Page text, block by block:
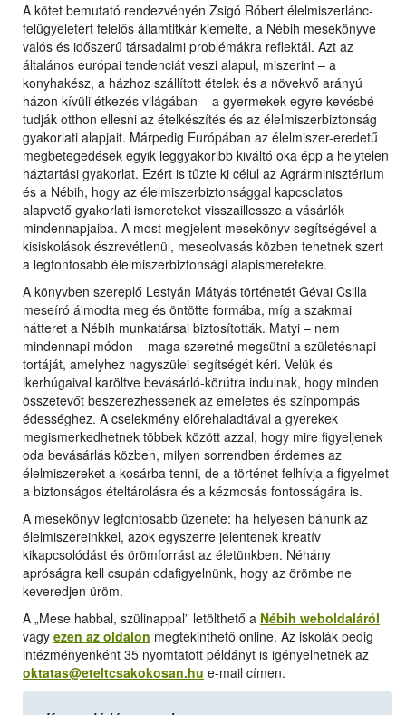
A kötet bemutató rendezvényén Zsigó Róbert élelmiszerlánc-
felügyeletért felelős államtitkár kiemelte, a Nébih mesekönyve
valós és időszerű társadalmi problémákra reflektál. Azt az
általános európai tendenciát veszi alapul, miszerint – a
konyhakész, a házhoz szállított ételek és a növekvő arányú
házon kívüli étkezés világában – a gyermekek egyre kevésbé
tudják otthon ellesni az ételkészítés és az élelmiszerbiztonság
gyakorlati alapjait. Márpedig Európában az élelmiszer-eredetű
megbetegedések egyik leggyakoribb kiváltó oka épp a helytelen
háztartási gyakorlat. Ezért is tűzte ki célul az Agrárminisztérium
és a Nébih, hogy az élelmiszerbiztonsággal kapcsolatos
alapvető gyakorlati ismereteket visszaillessze a vásárlók
mindennapjaiba. A most megjelent mesekönyv segítségével a
kisiskolások észrevétlenül, meseolvasás közben tehetnek szert
a legfontosabb élelmiszerbiztonsági alapismeretekre.
A könyvben szereplő Lestyán Mátyás történetét Gévai Csilla
meseíró álmodta meg és öntötte formába, míg a szakmai
hátteret a Nébih munkatársai biztosították. Matyi – nem
mindennapi módon – maga szeretné megsütni a születésnapi
tortáját, amelyhez nagyszülei segítségét kéri. Velük és
ikerhúgaival karöltve bevásárló-körútra indulnak, hogy minden
összetevőt beszerezhessenek az emeletes és színpompás
édességhez. A cselekmény előrehaladtával a gyerekek
megismerkedhetnek többek között azzal, hogy mire figyeljenek
oda bevásárlás közben, milyen sorrendben érdemes az
élelmiszereket a kosárba tenni, de a történet felhívja a figyelmet
a biztonságos ételtárolásra és a kézmosás fontosságára is.
A mesekönyv legfontosabb üzenete: ha helyesen bánunk az
élelmiszereinkkel, azok egyszerre jelentenek kreatív
kikapcsolódást és örömforrást az életünkben. Néhány
apróságra kell csupán odafigyelnünk, hogy az örömbe ne
keveredjen üröm.
A „Mese habbal, szülinappal” letölthető a Nébih weboldaláról
vagy ezen az oldalon megtekinthető online. Az iskolák pedig
intézményenként 35 nyomtatott példányt is igényelhetnek az
oktatas@eteltcsakokosan.hu e-mail címen.